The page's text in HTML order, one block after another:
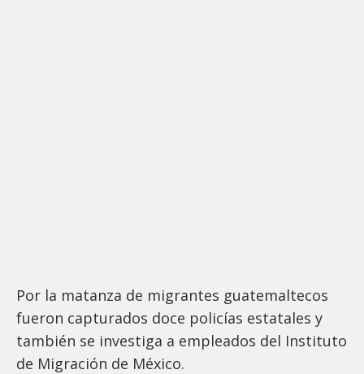
Por la matanza de migrantes guatemaltecos
fueron capturados doce policías estatales y
también se investiga a empleados del Instituto
de Migración de México.